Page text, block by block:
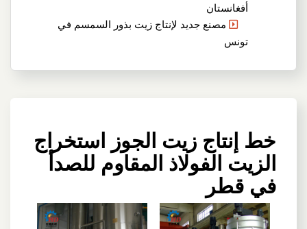
أفغانستان
مصنع جديد لإنتاج زيت بذور السمسم في
تونس
خط إنتاج زيت الجوز استخراج
الزيت الفولاذ المقاوم للصدأ
في قطر